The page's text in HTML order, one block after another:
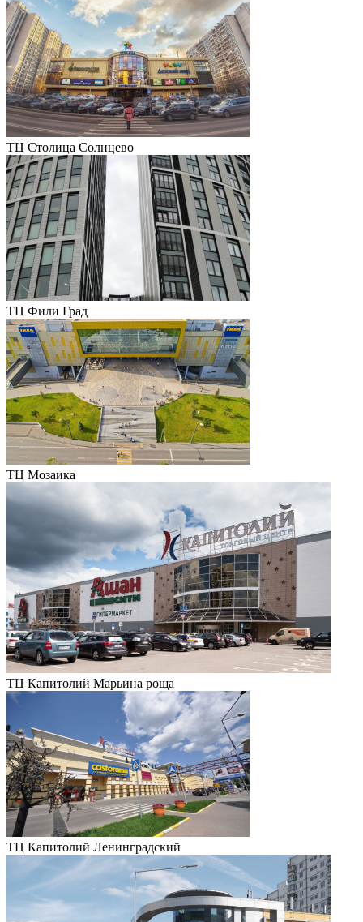
ТЦ Столица Солнцево
ТЦ Фили Град
ТЦ Мозаика
ТЦ Капитолий Марьина роща
ТЦ Капитолий Ленинградский